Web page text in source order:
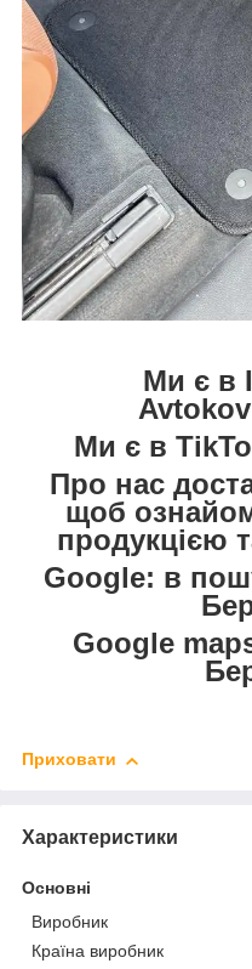
Ми є в
Ми є в
Про нас
щоб
продукцією
Google: в
Google
Приховати
Характеристики
Основні
Виробник
Країна виробник